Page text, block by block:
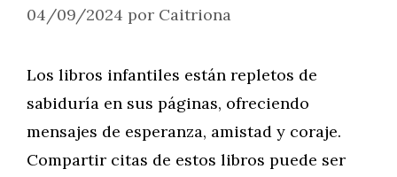
04/09/2024 por Caitriona
Los libros infantiles están repletos de
sabiduría en sus páginas, ofreciendo
mensajes de esperanza, amistad y coraje.
Compartir citas de estos libros puede ser